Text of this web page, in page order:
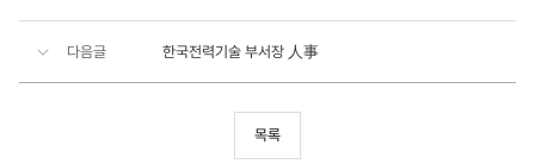
다음글 한국전력기술 부서장 人事
목록